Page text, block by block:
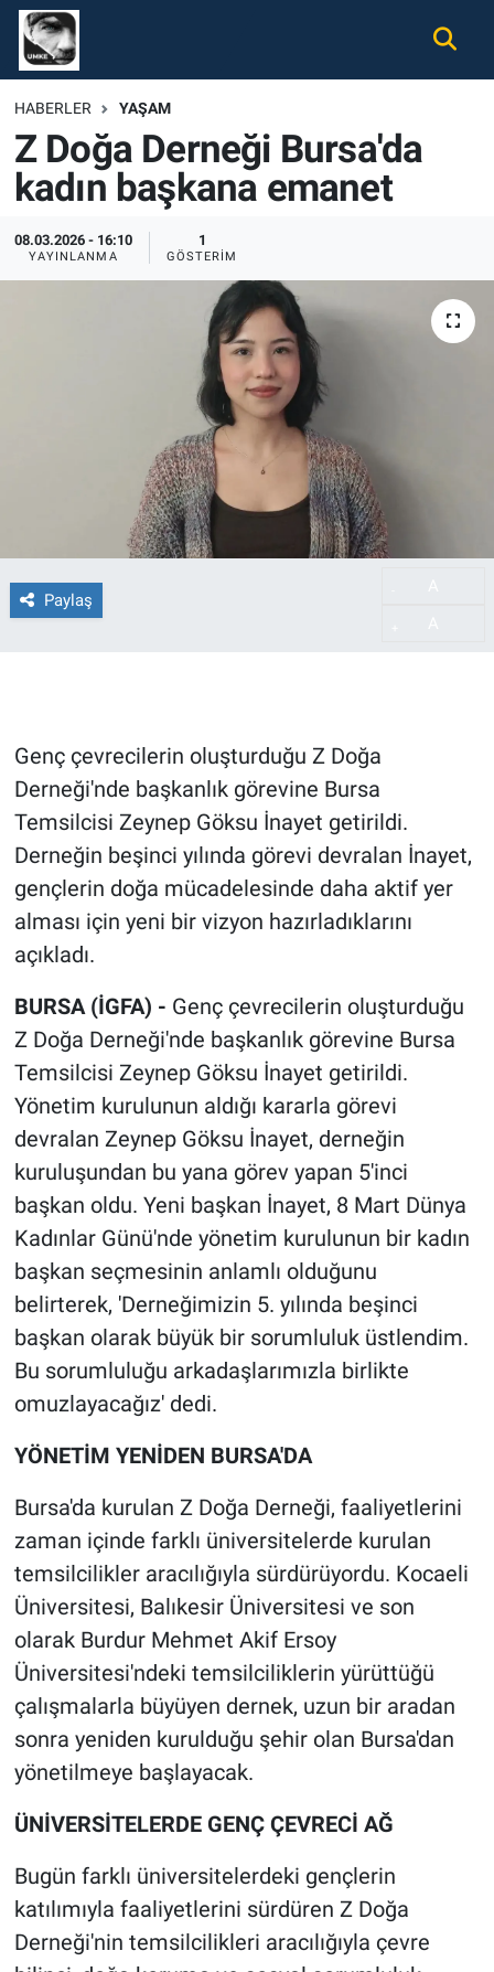
HABERLER YAŞAM
Z Doğa Derneği Bursa'da
kadın başkana emanet
08.03.2026 - 16:10
YAYINLANMA
1
GÖSTERIM
Paylaş
Genç çevrecilerin oluşturduğu Z Doğa
Derneği'nde başkanlık görevine Bursa
Temsilcisi Zeynep Göksu İnayet getirildi.
Derneğin beşinci yılında görevi devralan İnayet,
gençlerin doğa mücadelesinde daha aktif yer
alması için yeni bir vizyon hazırladıklarını
açıkladı.
BURSA (İGFA) - Genç çevrecilerin oluşturduğu
Z Doğa Derneği'nde başkanlık görevine Bursa
Temsilcisi Zeynep Göksu İnayet getirildi.
Yönetim kurulunun aldığı kararla görevi
devralan Zeynep Göksu İnayet, derneğin
kuruluşundan bu yana görev yapan 5'inci
başkan oldu. Yeni başkan İnayet, 8 Mart Dünya
Kadınlar Günü'nde yönetim kurulunun bir kadın
başkan seçmesinin anlamlı olduğunu
belirterek, 'Derneğimizin 5. yılında beşinci
başkan olarak büyük bir sorumluluk üstlendim.
Bu sorumluluğu arkadaşlarımızla birlikte
omuzlayacağız' dedi.
YÖNETİM YENİDEN BURSA'DA
Bursa'da kurulan Z Doğa Derneği, faaliyetlerini
zaman içinde farklı üniversitelerde kurulan
temsilcilikler aracılığıyla sürdürüyordu. Kocaeli
Üniversitesi, Balıkesir Üniversitesi ve son
olarak Burdur Mehmet Akif Ersoy
Üniversitesi'ndeki temsilciliklerin yürüttüğü
çalışmalarla büyüyen dernek, uzun bir aradan
sonra yeniden kurulduğu şehir olan Bursa'dan
yönetilmeye başlayacak.
ÜNİVERSİTELERDE GENÇ ÇEVRECİ AĞ
Bugün farklı üniversitelerdeki gençlerin
katılımıyla faaliyetlerini sürdüren Z Doğa
Derneği'nin temsilcilikleri aracılığıyla çevre
Gündem
Ekonomi
Spor
Magazin
Nöbetçi Eczaneler
Hava Durumu
Namaz Vakitleri
Trafik Durumu
Süper Lig Puan Durumu ve Fikstür
Son Dakika Haberleri
Haber Arşivi